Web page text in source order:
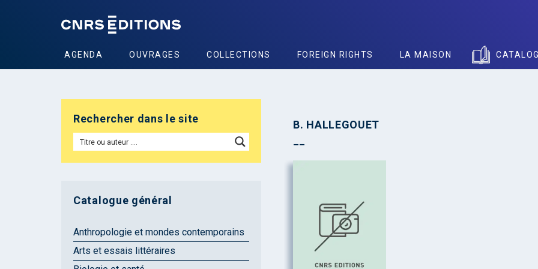
AGENDA OUVRAGES COLLECTIONS FOREIGN RIGHTS LA MAISON
B. HALLEGOUET
Rechercher dans le site
Catalogue général
Anthropologie et mondes contemporains
Arts et essais littéraires